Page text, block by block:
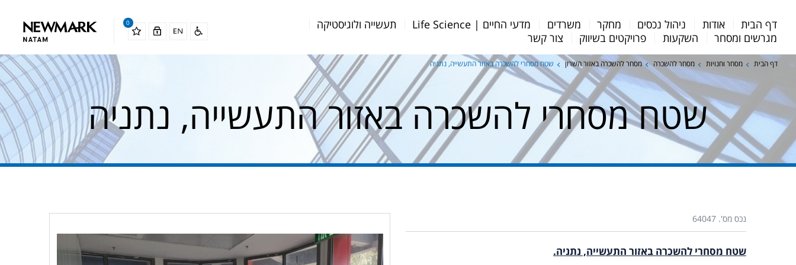
Menu
Bar
דף הבית אודות ניהול נכסים מחקר משרדים מדעי החיים | Life Science
תעשייה ולוגיסטיקה
מגרשים ומסחר
השקעות פרויקטים בשיווק צור קשר
0
דף הבית מסחר וחנויות מסחר להשכרה מסחר להשכרה באזור השרון שטח מסחרי להשכרה באזור התעשייה, נתניה
שטח מסחרי להשכרה באזור התעשייה, נתניה
נכס מס'. 64047
שטח מסחרי להשכרה באזור התעשייה, נתניה.